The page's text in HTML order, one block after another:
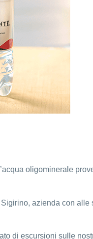
oligominerale
azienda con
di escursioni sulle